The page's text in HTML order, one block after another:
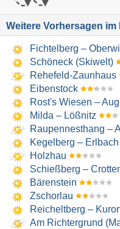
Weitere Vorhersagen
Fichtelberg –
Schöneck (Skiwelt)
Rehefeld-Zaunhaus
Eibenstock
Rost's Wiesen –
Milda – Lößnitz
Raupennesthang –
Kegelberg – Erlbach
Holzhau
Schießberg –
Bärenstein
Zschorlau
Reicheltberg –
Am Richtergrund